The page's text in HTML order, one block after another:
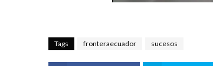
Tags fronteraecuador sucesos